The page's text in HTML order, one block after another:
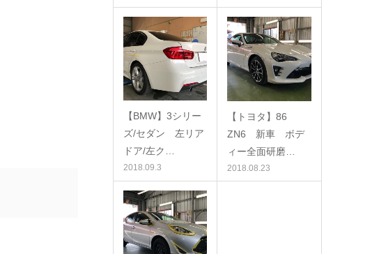
【BMW】3シリー
ズ/セダン 左リア
ドア/左ク…
2018.09.3
【トヨタ】86
ZN6 新車 ボデ
ィー全面研磨…
2018.08.23